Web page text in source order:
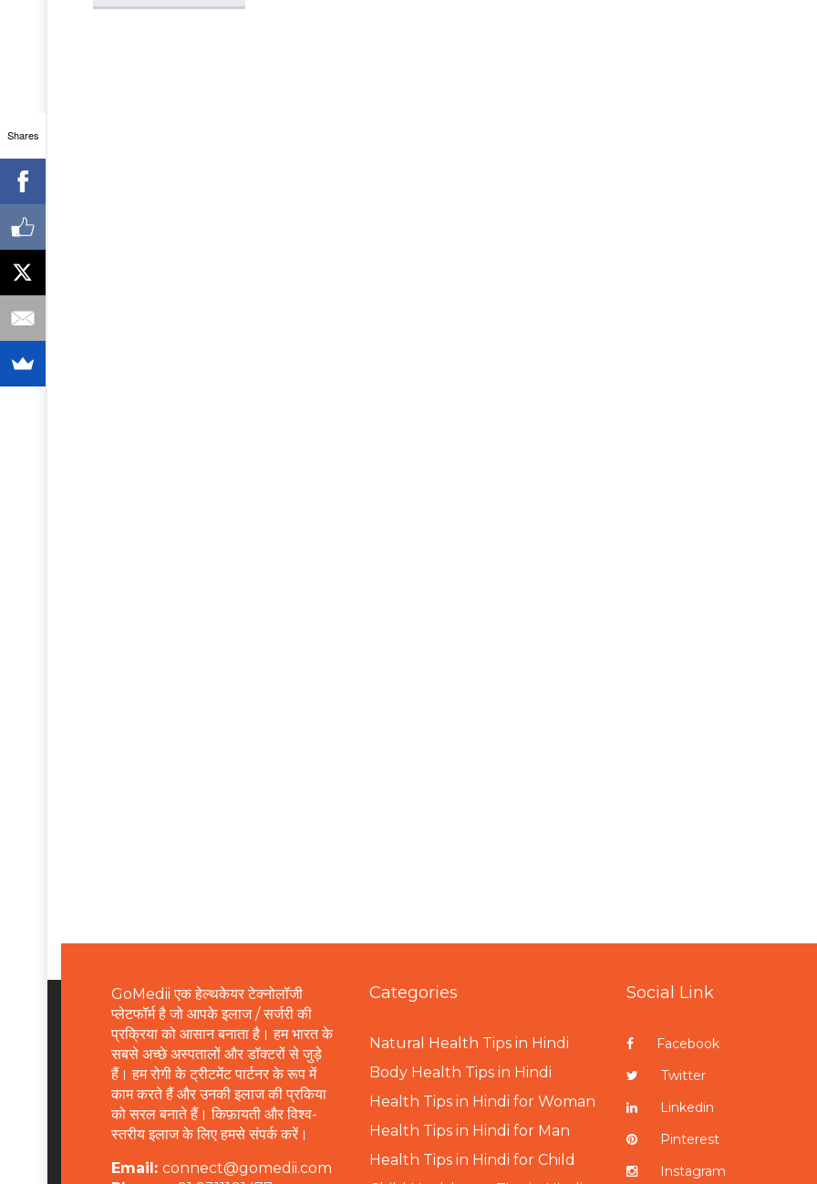
GoMedii एक हेल्थकेयर टेक्नोलॉजी
प्लेटफॉर्म है जो आपके इलाज / सर्जरी की
प्रक्रिया को आसान बनाता है। हम भारत के
सबसे अच्छे अस्पतालों और डॉक्टरों से जुड़े
हैं। हम रोगी के ट्रीटमेंट पार्टनर के रूप में
काम करते हैं और उनकी इलाज की प्रकिया
को सरल बनाते हैं। किफ़ायती और विश्व-
स्तरीय इलाज के लिए हमसे संपर्क करें।
Email: connect@gomedii.com
Categories
Natural Health Tips in Hindi
Body Health Tips in Hindi
Health Tips in Hindi for Woman
Health Tips in Hindi for Man
Health Tips in Hindi for Child
Social Link
Facebook
Twitter
Linkedin
Pinterest
Instagram
Shares